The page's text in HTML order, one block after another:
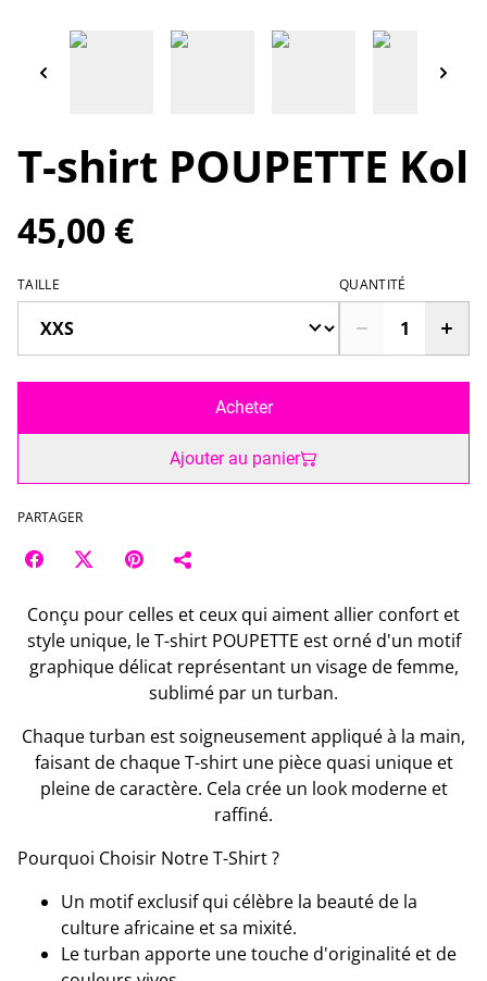
T-shirt POUPETTE Kol
45,00 €
TAILLE QUANTITÉ
Acheter
Ajouter au panier
PARTAGER
Conçu pour celles et ceux qui aiment allier confort et
style unique, le T-shirt POUPETTE est orné d'un motif
graphique délicat représentant un visage de femme,
sublimé par un turban.
​Chaque turban est soigneusement appliqué à la main,
faisant de chaque T-shirt une pièce quasi unique et
pleine de caractère. Cela crée un look moderne et
raffiné.
​Pourquoi Choisir Notre T-Shirt ?
Un motif exclusif qui célèbre la beauté de la
culture africaine et sa mixité.
​Le turban apporte une touche d'originalité et de